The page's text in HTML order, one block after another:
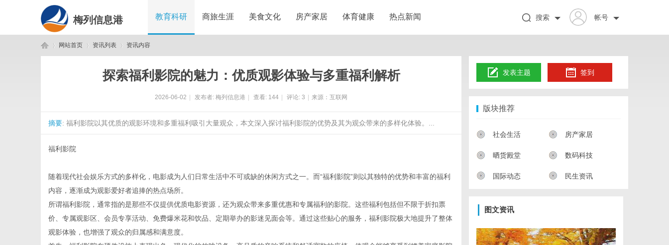
梅列信息港 教育科研 商旅生涯 美食文化 房产家居 体育健康 热点新闻 帐号
搜索
网站首页 资讯列表 资讯内容
探索福利影院的魅力：优质观影体验与多重福利解析
2026-06-02 发布者: 梅列信息港 查看: 144 评论: 3 来源：互联网
摘要: 福利影院以其优质的观影环境和多重福利吸引大量观众，本文深入探讨福利影院的优势及其为观众带来的多样化体验。...
福利影院
随着现代社会娱乐方式的多样化，电影成为人们日常生活中不可或缺的休闲方式之一。而“福利影院”则以其独特的优势和丰富的福利
内容，逐渐成为观影爱好者追捧的热点场所。
所谓福利影院，通常指的是那些不仅提供优质电影资源，还为观众带来多重优惠和专属福利的影院。这些福利包括但不限于折扣票
价、专属观影区、会员专享活动、免费爆米花和饮品、定期举办的影迷见面会等。通过这些贴心的服务，福利影院极大地提升了整体
观影体验，也增强了观众的归属感和满意度。
发表主题 签到
版块推荐
社会生活 房产家居
晒货殿堂 数码科技
国际动态 民生资讯
图文资讯